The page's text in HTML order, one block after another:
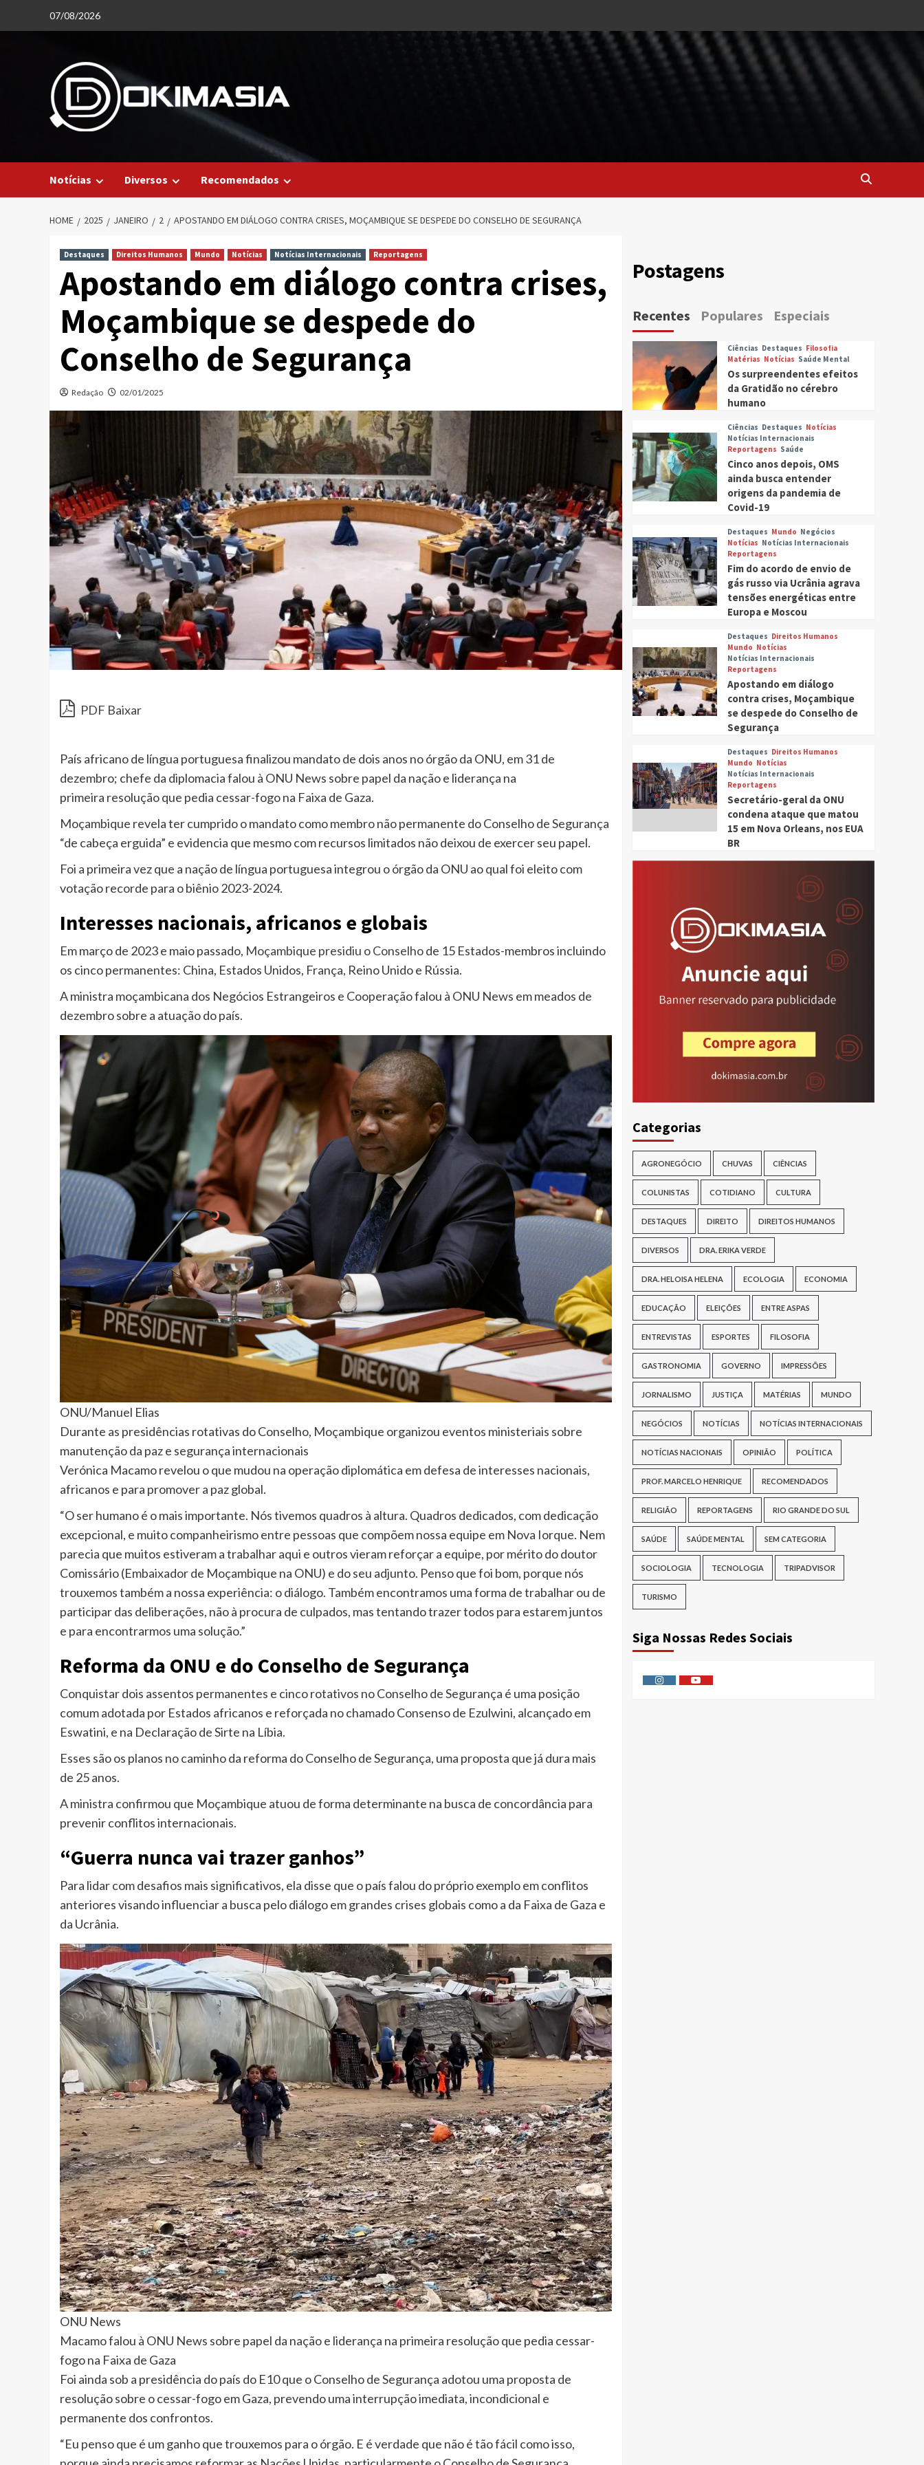
07/08/2026
Notícias Diversos Recomendados
HOME 2025 JANEIRO 2 APOSTANDO EM DIÁLOGO CONTRA CRISES, MOÇAMBIQUE SE DESPEDE DO CONSELHO DE SEGURANÇA
Destaques Direitos Humanos Mundo Notícias Notícias Internacionais Reportagens
Apostando em diálogo contra crises,
Moçambique se despede do
Conselho de Segurança
Redação 02/01/2025
PDF Baixar
País africano de língua portuguesa finalizou mandato de dois anos no órgão da ONU, em 31 de
dezembro; chefe da diplomacia falou à ONU News sobre papel da nação e liderança na
primeira resolução que pedia cessar-fogo na Faixa de Gaza.
Moçambique revela ter cumprido o mandato como membro não permanente do Conselho de Segurança
“de cabeça erguida” e evidencia que mesmo com recursos limitados não deixou de exercer seu papel.
Foi a primeira vez que a nação de língua portuguesa integrou o órgão da ONU ao qual foi eleito com
votação recorde para o biênio 2023-2024.
Interesses nacionais, africanos e globais
Em março de 2023 e maio passado, Moçambique presidiu o Conselhode 15 Estados-membros incluindo
os cinco permanentes: China, Estados Unidos, França, Reino Unido e Rússia.
A ministra moçambicana dos Negócios Estrangeiros e Cooperação falou à ONU News em meados de
dezembro sobre a atuação do país.
ONU/Manuel Elias
Durante as presidências rotativas do Conselho, Moçambique organizou eventos ministeriais sobre
manutenção da paz e segurança internacionais
Verónica Macamo revelou o que mudou na operação diplomática em defesa de interesses nacionais,
africanos e para promover a paz global.
“O ser humano é o mais importante. Nós tivemos quadros à altura. Quadros dedicados, com dedicação
excepcional, e muito companheirismo entre pessoas que compõem nossa equipe em Nova Iorque. Nem
parecia que muitos estiveram a trabalhar aqui e outros vieram reforçar a equipe, por mérito do doutor
Comissário (Embaixador de Moçambique na ONU) e do seu adjunto. Penso que foi bom, porque nós
trouxemos também a nossa experiência: o diálogo. Também encontramos uma forma de trabalhar ou de
participar das deliberações, não à procura de culpados, mas tentando trazer todos para estarem juntos
e para encontrarmos uma solução.”
Reforma da ONU e do Conselho de Segurança
Conquistar dois assentos permanentes e cinco rotativos no Conselho de Segurança é uma posição
comum adotada por Estados africanos e reforçada no chamado Consenso de Ezulwini, alcançado em
Eswatini, e na Declaração de Sirte na Líbia.
Esses são os planos no caminho da reforma do Conselho de Segurança, uma proposta que já dura mais
de 25 anos.
A ministra confirmou que Moçambique atuou de forma determinante na busca de concordância para
prevenir conflitos internacionais.
“Guerra nunca vai trazer ganhos”
Para lidar com desafios mais significativos, ela disse que o país falou do próprio exemplo em conflitos
anteriores visando influenciar a busca pelo diálogo em grandes crises globais como a da Faixa de Gaza e
da Ucrânia.
ONU News
Macamo falou à ONU News sobre papel da nação e liderança na primeira resolução que pedia cessar-
fogo na Faixa de Gaza
Foi ainda sob a presidência do país do E10 que o Conselho de Segurança adotou uma proposta de
resolução sobre o cessar-fogo em Gaza, prevendo uma interrupção imediata, incondicional e
permanente dos confrontos.
“Eu penso que é um ganho que trouxemos para o órgão. E é verdade que não é tão fácil como isso,
Postagens
Recentes Populares Especiais
Ciências Destaques Filosofia
Matérias Notícias Saúde Mental
Os surpreendentes efeitos
da Gratidão no cérebro
humano
Ciências Destaques Notícias
Notícias Internacionais
Reportagens Saúde
Cinco anos depois, OMS
ainda busca entender
origens da pandemia de
Covid-19
Destaques Mundo Negócios
Notícias Notícias Internacionais
Reportagens
Fim do acordo de envio de
gás russo via Ucrânia agrava
tensões energéticas entre
Europa e Moscou
Destaques Direitos Humanos
Mundo Notícias
Notícias Internacionais
Reportagens
Apostando em diálogo
contra crises, Moçambique
se despede do Conselho de
Segurança
Destaques Direitos Humanos
Mundo Notícias
Notícias Internacionais
Reportagens
Secretário-geral da ONU
condena ataque que matou
15 em Nova Orleans, nos EUA
BR
Categorias
AGRONEGÓCIO CHUVAS CIÊNCIAS
COLUNISTAS COTIDIANO CULTURA
DESTAQUES DIREITO DIREITOS HUMANOS
DIVERSOS DRA. ERIKA VERDE
DRA. HELOISA HELENA ECOLOGIA ECONOMIA
EDUCAÇÃO ELEIÇÕES ENTRE ASPAS
ENTREVISTAS ESPORTES FILOSOFIA
GASTRONOMIA GOVERNO IMPRESSÕES
JORNALISMO JUSTIÇA MATÉRIAS MUNDO
NEGÓCIOS NOTÍCIAS NOTÍCIAS INTERNACIONAIS
NOTÍCIAS NACIONAIS OPINIÃO POLÍTICA
PROF. MARCELO HENRIQUE RECOMENDADOS
RELIGIÃO REPORTAGENS RIO GRANDE DO SUL
SAÚDE SAÚDE MENTAL SEM CATEGORIA
SOCIOLOGIA TECNOLOGIA TRIPADVISOR
TURISMO
Siga Nossas Redes Sociais
InstagramYoutube